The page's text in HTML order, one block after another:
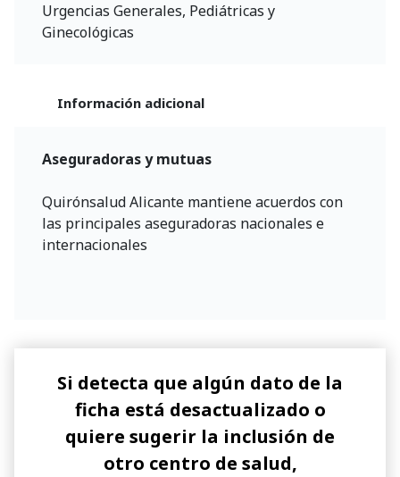
Urgencias Generales, Pediátricas y
Ginecológicas
Información adicional
Aseguradoras y mutuas
Quirónsalud Alicante mantiene acuerdos con
las principales aseguradoras nacionales e
internacionales
Si detecta que algún dato de la
ficha está desactualizado o
quiere sugerir la inclusión de
otro centro de salud,